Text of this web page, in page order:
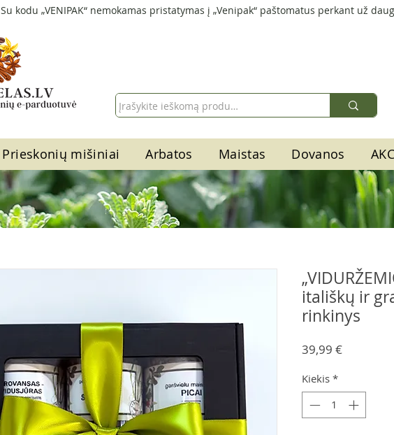
Su kodu „VENIPAK“ nemokamas pristatymas į „Venipak“ paštomatus perkant už
Prieskonių mišiniai Arbatos Maistas Dovanos
itališkų ir
rinkinys
39,99 €Price
Kiekis *